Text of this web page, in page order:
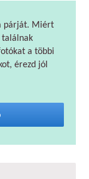
párját. Miért
találnak
a többi
érezd jól